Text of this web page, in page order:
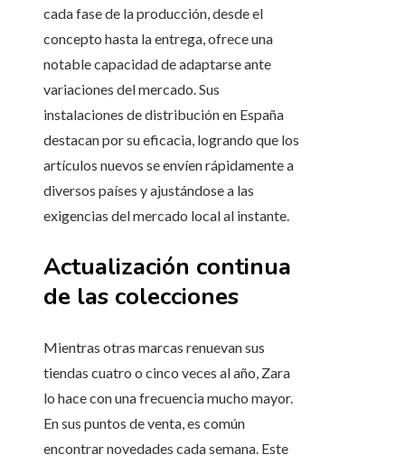
cada fase de la producción, desde el
concepto hasta la entrega, ofrece una
notable capacidad de adaptarse ante
variaciones del mercado. Sus
instalaciones de distribución en España
destacan por su eficacia, logrando que los
artículos nuevos se envíen rápidamente a
diversos países y ajustándose a las
exigencias del mercado local al instante.
Actualización continua
de las colecciones
Mientras otras marcas renuevan sus
tiendas cuatro o cinco veces al año, Zara
lo hace con una frecuencia mucho mayor.
En sus puntos de venta, es común
encontrar novedades cada semana. Este